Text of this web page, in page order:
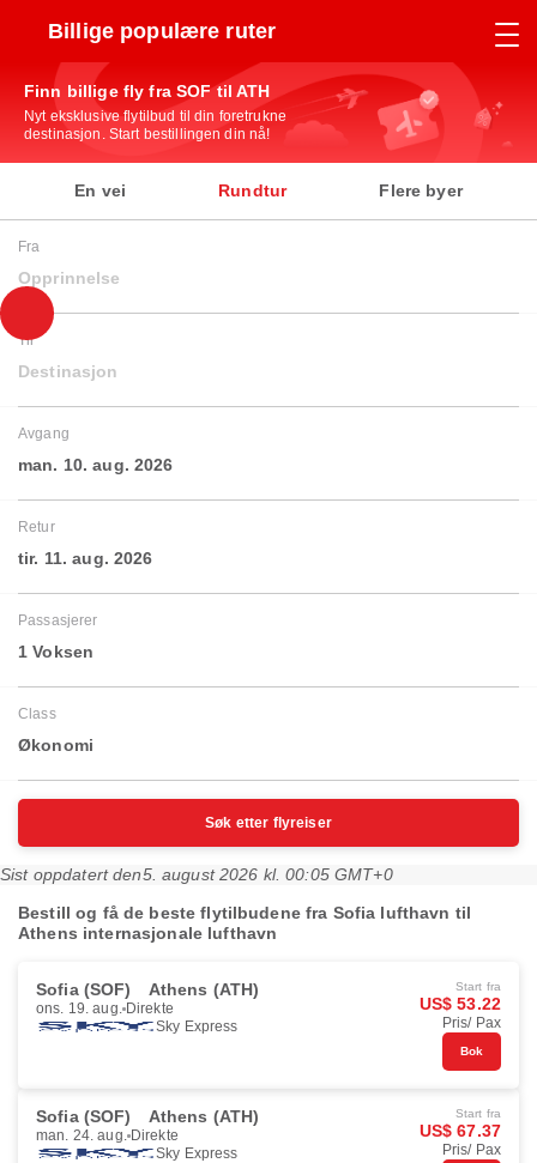
Billige populære ruter
Finn billige fly fra SOF til ATH
Nyt eksklusive flytilbud til din foretrukne
destinasjon. Start bestillingen din nå!
En vei Rundtur Flere byer
Fra
Opprinnelse
Til
Destinasjon
Avgang
man. 10. aug. 2026
Retur
tir. 11. aug. 2026
Passasjerer
1 Voksen
Class
Økonomi
Søk etter flyreiser
Sist oppdatert den5. august 2026 kl. 00:05 GMT+0
Bestill og få de beste flytilbudene fra Sofia lufthavn til
Athens internasjonale lufthavn
Sofia (SOF) Athens (ATH)
ons. 19. aug. Direkte
Sky Express
Start fra
US$ 53.22
Pris/ Pax
Bok
Sofia (SOF) Athens (ATH)
man. 24. aug. Direkte
Sky Express
Start fra
US$ 67.37
Pris/ Pax